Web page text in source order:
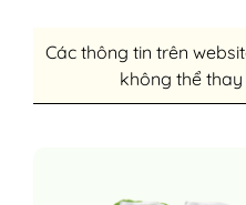
Các thông tin trên
không thể